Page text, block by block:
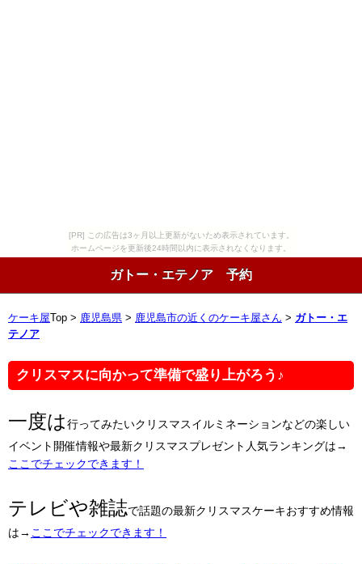
[PR] この広告は3ヶ月以上更新がないため表示されています。
ホームページを更新後24時間以内に表示されなくなります。
ガトー・エテノア 予約
ケーキ屋 Top > 鹿児島県 > 鹿児島市の近くのケーキ屋さん > ガトー・エ
テノア
クリスマスに向かって準備で盛り上がろう♪
一度は行ってみたいクリスマスイルミネーションなどの楽しい
イベント開催情報や最新クリスマスプレゼント人気ランキングは→
ここでチェックできます！
テレビや雑誌で話題の最新クリスマスケーキおすすめ情報
は→ ここでチェックできます！